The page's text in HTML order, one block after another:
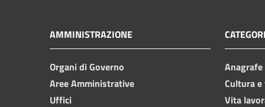
AMMINISTRAZIONE
Organi di Governo
Aree Amministrative
Uffici
Cultura
Vita